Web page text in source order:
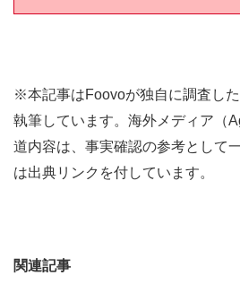
※本記事はFoovoが独自に調査し
執筆しています。海外メディア（
道内容は、事実確認の参考として
は出典リンクを付しています。
関連記事